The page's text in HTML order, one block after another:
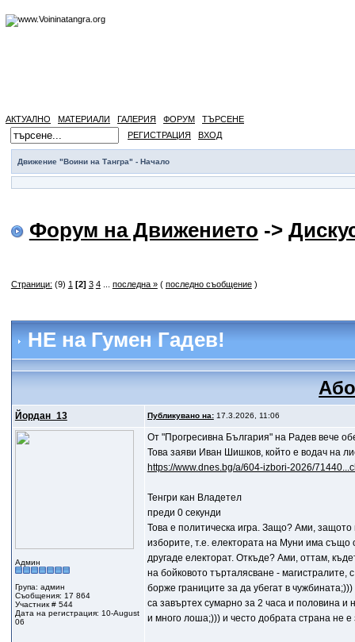
АКТУАЛНО МАТЕРИАЛИ ГАЛЕРИЯ ФОРУМ
ТЪРСЕНЕ
РЕГИСТРАЦИЯ
ВХОД
Движение "Воини на Тангра" - Начало
Форум на Движението ->
Страници: (9) 1 [2] 3 4... последна »( последно съобщение)
НЕ на Гумен Гадев!
Йордан_13 Публикувано на:17.3.2026, 11:06
Админ
Група: админ
Съобщения: 17 864
Участник # 544
Дата на регистрация: 10-August
06
От "Прогресивна България" на Радев вече
Това заяви Иван Шишков, който е водач на
https://www.dnes.bg/a/604-izbori-2026/
Тенгри кан Владетел
преди 0 секунди
Това е политическа игра. Защо? Ами, защото
изборите, т.е. електората на Муни има също
другаде електорат. Откъде? Ами, оттам,
на бойковото търталясване - магистралите,
борже границите за да убегат в
са завъртех сумарно за 2 часа и половина и
и много лоша;))) и често добрата страна не е